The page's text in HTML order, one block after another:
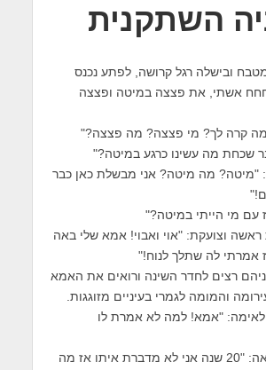
השתקנית
ובישלה רגל קרושה, לפתע נכנס
אשתי, את פצצה במיטה ופצצה
"מה קרה לך? מי פצצה? מה פצצה?"
שכחת מה עשינו כרגע במיטה?"
"מיטה? מה מיטה? אני מבשלת כאן כבר
עם מי הייתי במיטה?"
ראשה וצועקת: "אוי ואבוי! אמא שלי באה
אמרתי לה שתלך לנוח!"
רצים לחדר השינה ורואים את האמא
והמומה לגמרי בעיניים מזוגגות.
לאימה: "אמא! למה לא אמרת לו
עונה האם בפליאה: "20 שנה אני לא מדברת איתו אז מה